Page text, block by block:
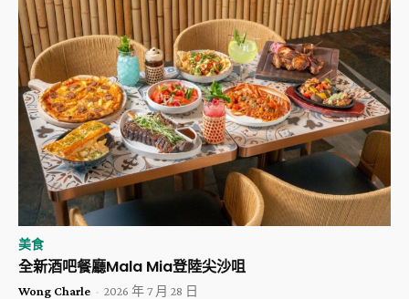
美食
全新酒吧餐廳Mala Mia登陸尖沙咀
Wong Charle - 2026 年 7 月 28 日